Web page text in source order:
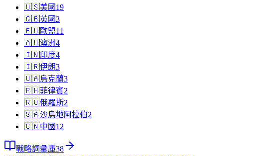
🇺🇸美國 19
🇬🇧英國3
🇪🇺歐盟11
🇦🇺澳洲4
🇮🇳印度4
🇮🇷伊朗3
🇺🇦烏克蘭3
🇵🇭菲律賓2
🇷🇺俄羅斯2
🇸🇦沙烏地阿拉伯2
🇨🇳中國 12
戰略詞彙庫38